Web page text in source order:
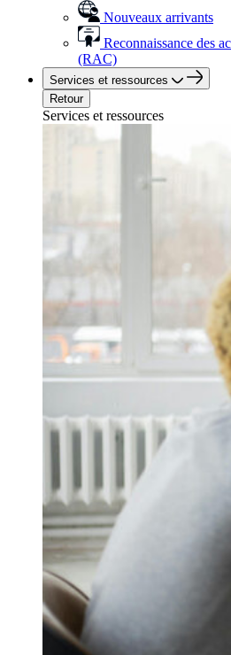
Nouveaux arrivants
Reconnaissance des
(RAC)
Services et ressources
Retour
Services et ressources